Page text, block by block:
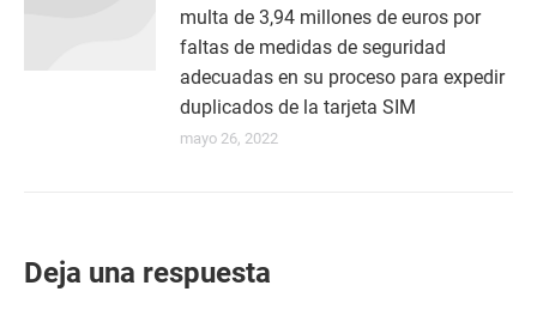
multa de 3,94 millones de euros por
faltas de medidas de seguridad
adecuadas en su proceso para expedir
duplicados de la tarjeta SIM
mayo 26, 2022
Deja una respuesta